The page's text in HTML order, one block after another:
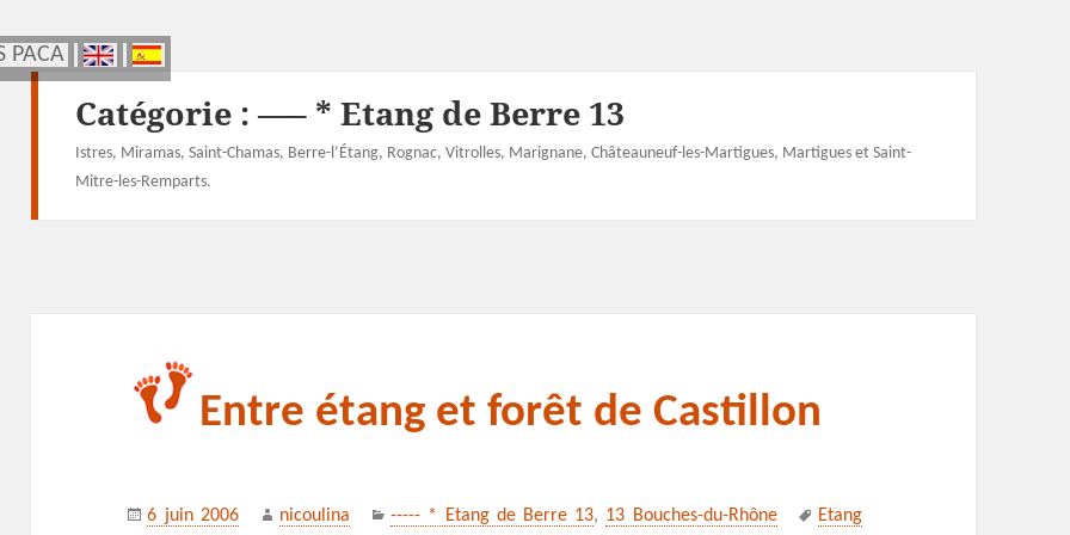
PACA
PACA
Catégorie :—– * Etang de Berre 13
Istres, Miramas, Saint-Chamas, Berre-l’Étang, Rognac, Vitrolles, Marignane, Châteauneuf-les-Martigues, Martigues et Saint-
Mitre-les-Remparts.
Entre étang et forêt de Castillon
Publié
le
6 juin 2006 Auteur
nicoulina Catégories
----- * Etang de Berre 13, 13 Bouches-du-Rhône
Mots-
clés
Etang